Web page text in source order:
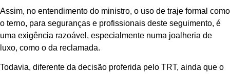
Assim, no entendimento do ministro, o uso de traje formal como
o terno, para seguranças e profissionais deste seguimento, é
uma exigência razoável, especialmente numa joalheria de
luxo, como o da reclamada.
Todavia, diferente da decisão proferida pelo TRT, ainda que o